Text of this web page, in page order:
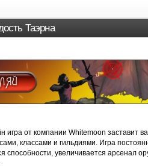
Таэрна
игра от компании Whitemoon заставит
классами и гильдиями. Игра
способности, увеличивается арсенал